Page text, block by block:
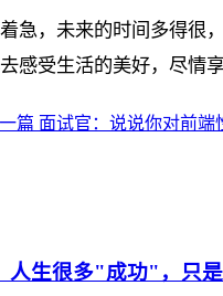
急，未来的时间多得很
感受生活的美好，尽情
篇 面试官：说说你对前端
人生很多"成功"，只